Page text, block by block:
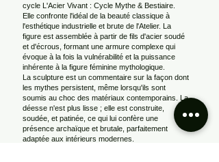
cycle L'Acier Vivant : Cycle Mythe & Bestiaire.
Elle confronte l'idéal de la beauté classique à
l'esthétique industrielle et brute de l'Atelier. La
figure est assemblée à partir de fils d'acier soudé
et d'écrous, formant une armure complexe qui
évoque à la fois la vulnérabilité et la puissance
inhérente à la figure féminine mythologique.
La sculpture est un commentaire sur la façon dont
les mythes persistent, même lorsqu'ils sont
soumis au choc des matériaux contemporains. La
déesse n'est plus lisse ; elle est construite,
soudée, et patinée, ce qui lui confère une
présence archaïque et brutale, parfaitement
adaptée aux intérieurs modernes.